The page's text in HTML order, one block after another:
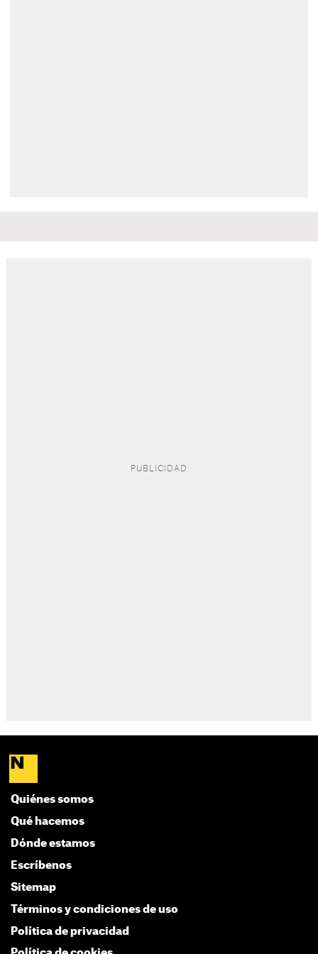
Quiénes somos
Qué hacemos
Dónde estamos
Escríbenos
Sitemap
Términos y condiciones de uso
Política de privacidad